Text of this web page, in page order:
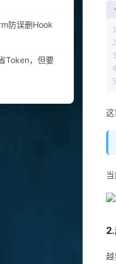
这
越
防误删Hook
Token，但要